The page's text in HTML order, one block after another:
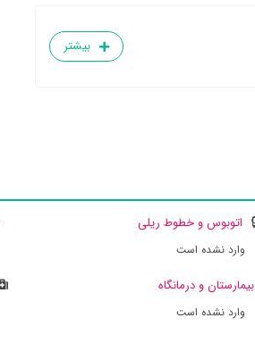
بیشتر
اتوبوس و خطوط ریلی
وارد نشده است
بیمارستان و درمانگاه
وارد نشده است